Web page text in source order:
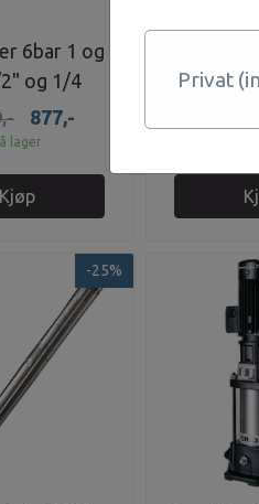
6bar 1 og 3
og 1/4
877,-
lager
Kjøp
-25%